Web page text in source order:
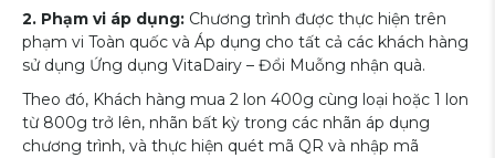
2. Phạm vi áp dụng: Chương trình được thực hiện trên
phạm vi Toàn quốc và Áp dụng cho tất cả các khách hàng
sử dụng Ứng dụng VitaDairy – Đổi Muỗng nhận quà.
Theo đó, Khách hàng mua 2 lon 400g cùng loại hoặc 1 lon
từ 800g trở lên, nhãn bất kỳ trong các nhãn áp dụng
chương trình, và thực hiện quét mã QR và nhập mã